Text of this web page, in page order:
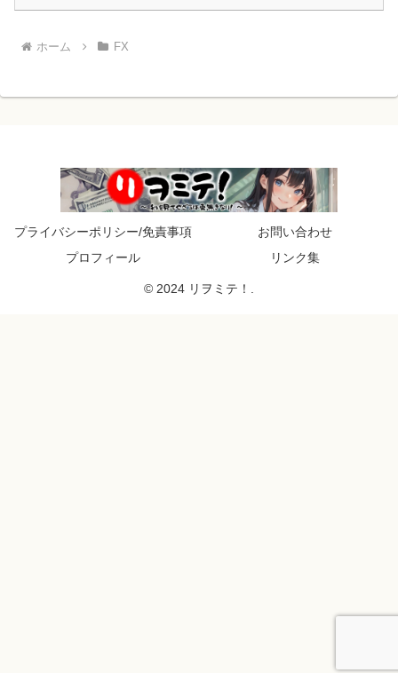
ホーム FX
プライバシーポリシー/免責事項
お問い合わせ
プロフィール
リンク集
© 2024 リヲミテ！.